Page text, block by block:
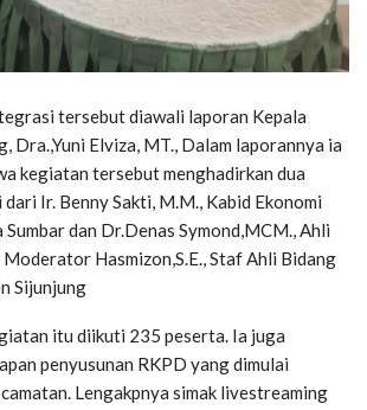
tersebut diawali laporan Kepala
Dra.,Yuni Elviza, MT., Dalam laporannya ia
kegiatan tersebut menghadirkan dua
Ir. Benny Sakti, M.M., Kabid Ekonomi
Sumbar dan Dr.Denas Symond,MCM., Ahli
Hasmizon,S.E., Staf Ahli Bidang
Sijunjung
itu diikuti 235 peserta. Ia juga
penyusunan RKPD yang dimulai
Lengakpnya simak livestreaming